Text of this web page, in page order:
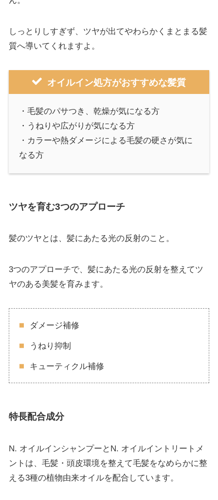
しっとりしすぎず、ツヤが出てやわらかくまとまる髪
質へ導いてくれますよ。
オイルイン処方がおすすめな髪質
・毛髪のパサつき、乾燥が気になる方
・うねりや広がりが気になる方
・カラーや熱ダメージによる毛髪の硬さが気に
なる方
ツヤを育む3つのアプローチ
髪のツヤとは、髪にあたる光の反射のこと。
3つのアプローチで、髪にあたる光の反射を整えてツ
ヤのある美髪を育みます。
ダメージ補修
うねり抑制
キューティクル補修
特⻑配合成分
N. オイルインシャンプーとN. オイルイントリートメ
ントは、毛髪・頭皮環境を整えて毛髪をなめらかに整
える3種の植物由来オイルを配合しています。